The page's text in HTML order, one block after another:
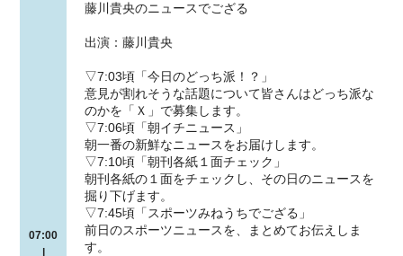
07:00
藤川貴央のニュースでござる
出演：藤川貴央
▽7:03頃「今日のどっち派！？」
意見が割れそうな話題について皆さんはどっち派な
のかを「Ｘ」で募集します。
▽7:06頃「朝イチニュース」
朝一番の新鮮なニュースをお届けします。
▽7:10頃「朝刊各紙１面チェック」
朝刊各紙の１面をチェックし、その日のニュースを
掘り下げます。
▽7:45頃「スポーツみねうちでござる」
前日のスポーツニュースを、まとめてお伝えしま
す。